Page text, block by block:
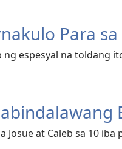
Para
ng espesyal na toldang
Josue at Caleb sa 10